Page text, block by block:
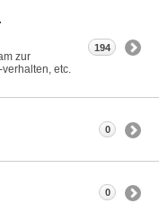
zur
etc.
194
0
0